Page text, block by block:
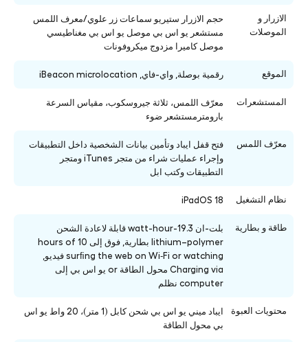
الازرار و
الموصلات
حجم الازرار ستيريو سماعات زر علوي/معرف اللمس
مستشعر يو اس بي موصل يو اس بي مغناطيسي
موصل كاميرا مزدوج ميكروفونات
الموقع رقمية بوصلة, واي-فاي, iBeacon microlocation
المستشعرات
معرّف اللمس، ثلاثة جيروسكوب، مقياس السرعة
بارومترمستشعر ضوء
معرّف اللمس
فتح قفل ايباد وتأمين بيانات الشخصية داخل التطبيقات
وإجراء عمليات شراء من متجر iTunes ومتجر
التطبيقات وكتب ابل
نظام التشغيل iPadOS 18
طاقة و بطارية
بلت-ان 19.3-watt-hour قابلة لاعادة الشحن
lithium–polymer بطارية, فوق إلى 10 hours of
surﬁng the web on Wi‑Fi or watching فيديو,
Charging via محول الطاقة or يو اس بي إلى
computer نظلم
محتويات العبوة
ايباد ميني يو اس بي شحن كابل (1 متر)، 20 واط يو اس
بي محول الطاقة